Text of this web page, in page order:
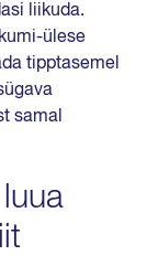
liikuda.
ülese
tipptasemel
samal